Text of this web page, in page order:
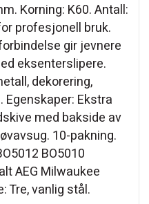
Korning: K60. Antall:
profesjonell bruk.
gir jevnere
eksenterslipere.
dekorering,
Ekstra
med bakside av
10-pakning.
BO5010
AEG Milwaukee
Tre, vanlig stål.